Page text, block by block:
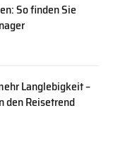
So finden Sie
Langlebigkeit –
den Reisetrend